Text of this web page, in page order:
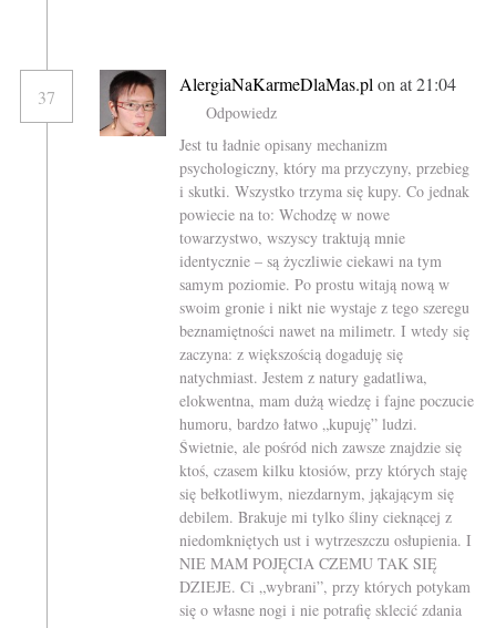
37
AlergiaNaKarmeDlaMas.pl on at 21:04
Odpowiedz
Jest tu ładnie opisany mechanizm
psychologiczny, który ma przyczyny, przebieg
i skutki. Wszystko trzyma się kupy. Co jednak
powiecie na to: Wchodzę w nowe
towarzystwo, wszyscy traktują mnie
identycznie – są życzliwie ciekawi na tym
samym poziomie. Po prostu witają nową w
swoim gronie i nikt nie wystaje z tego szeregu
beznamiętności nawet na milimetr. I wtedy się
zaczyna: z większością dogaduję się
natychmiast. Jestem z natury gadatliwa,
elokwentna, mam dużą wiedzę i fajne poczucie
humoru, bardzo łatwo „kupuję” ludzi.
Świetnie, ale pośród nich zawsze znajdzie się
ktoś, czasem kilku ktosiów, przy których staję
się bełkotliwym, niezdarnym, jąkającym się
debilem. Brakuje mi tylko śliny cieknącej z
niedomkniętych ust i wytrzeszczu osłupienia. I
NIE MAM POJĘCIA CZEMU TAK SIĘ
DZIEJE. Ci „wybrani”, przy których potykam
się o własne nogi i nie potrafię sklecić zdania